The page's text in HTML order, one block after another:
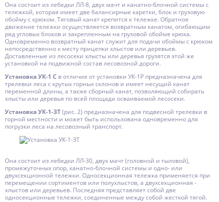
Она состоит из лебедки ЛЛ-8, двух мачт и канатно-блочной системы с
тележкой, которая имеет две балансирные каретки, блок и грузовую
обойму с крюком. Тяговый канат крепится к тележке. Обратное
движение тележки осуществляется возвратным канатом, огибающим
ряд угловых блоков и закрепленным на грузовой обойме крюка.
Одновременно возвратный канат служит для подачи обоймы с крюком
непосредственно к месту прицепки хлыстов или деревьев.
Доставленные из лесосеки хлысты или деревья грузятся этой же
установкой на подвижной состав лесовозной дороги.
Установка УК-1 С в отличие от установки УК-1Р предназначена для
трелевки леса с крутых горных склонов и имеет несущий канат
переменной длины, а также сборный канат, позволяющий собирать
хлысты или деревья по всей площади осваиваемой лесосеки.
Установка УК-1-ЗТ(рис. 2) предназначена для подвесной трелевки в
горной местности и может быть использована одновременно для
погрузки леса на лесовозный транспорт.
Она состоит из лебедки ЛЛ-30, двух мачт (головной и тыловой),
промежуточных опор, канатно-блочной системы и одно- или
двухсекционной тележки. Односекционная тележка применяется при
перемещении сортиментов или полухлыстов, а двухсекционная -
хлыстов или деревьев. Последняя представляет собой две
односекционные тележки, соединенные между собой жесткой тягой.